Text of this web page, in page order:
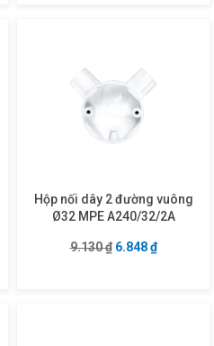
₫.
tại là: 4.950 ₫.
Hộp nối dây 2 đường vuông
Ø32 MPE A240/32/2A
9.130₫ Giá gốc là: 9.130
6.848₫Giá hiện